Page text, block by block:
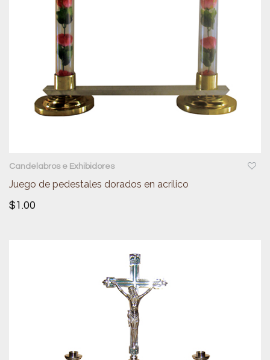
Candelabros e Exhibidores
Juego de pedestales dorados en acrilico
$1.00